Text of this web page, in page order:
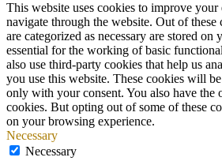
This website uses cookies to improve
navigate through the website. Out of these
are categorized as necessary are stored on
essential for the working of basic
also use third-party cookies that help us
you use this website. These cookies will
only with your consent. You also have the
cookies. But opting out of some of these
on your browsing experience.
Necessary
Necessary